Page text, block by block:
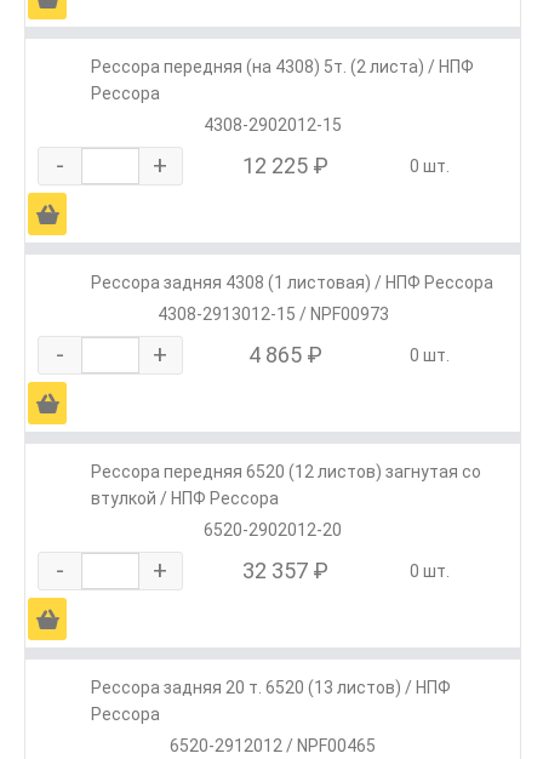
Рессора передняя (на 4308) 5т. (2 листа) / НПФ
Рессора
4308-2902012-15
- + 12 225 ₽ 0 шт.
Ä
Рессора задняя 4308 (1 листовая) / НПФ Рессора
4308-2913012-15 / NPF00973
- + 4 865 ₽ 0 шт.
Ä
Рессора передняя 6520 (12 листов) загнутая со
втулкой / НПФ Рессора
6520-2902012-20
- + 32 357 ₽ 0 шт.
Ä
Рессора задняя 20 т. 6520 (13 листов) / НПФ
Рессора
6520-2912012 / NPF00465